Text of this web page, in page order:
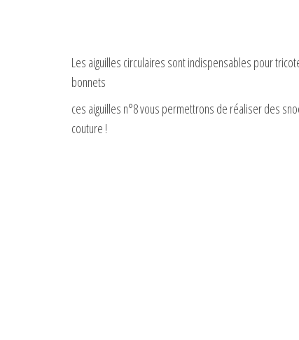
Les aiguilles circulaires sont indispensables pour
bonnets
ces aiguilles n°8 vous permettrons de réaliser des
couture !